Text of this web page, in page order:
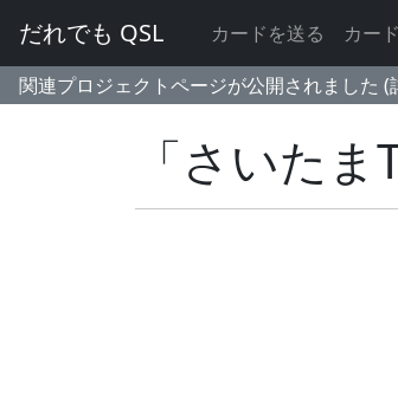
だれでも QSL カードを送る カー
関連プロジェクトページが公開されました (
「さいた